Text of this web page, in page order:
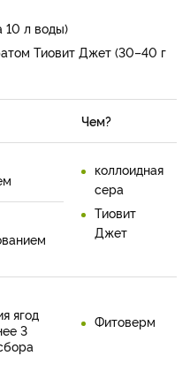
10 л воды)
Тиовит Джет (30–40 г
Чем?
коллоидная
сера
Тиовит
Джет
ягод
3
Фитоверм